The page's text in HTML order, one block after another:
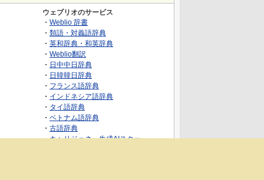
ウェブリオのサービス
・ Weblio 辞書
・ 類語・対義語辞典
・ 英和辞典・和英辞典
・ Weblio翻訳
・ 日中中日辞典
・ 日韓韓日辞典
・ フランス語辞典
・ インドネシア語辞典
・ タイ語辞典
・ ベトナム語辞典
・ 古語辞典
・キャリジェネ～生成AIスクー